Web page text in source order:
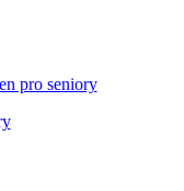
pro seniory